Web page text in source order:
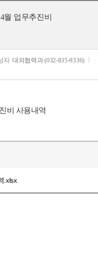
월 업무추진비
자 대외협력과 (032-835-9336)
비 사용내역
.xlsx